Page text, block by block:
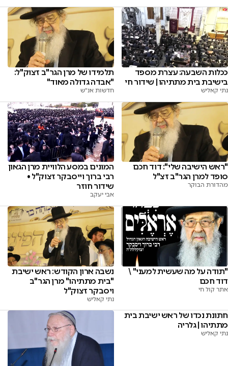
ככלות השבעה: עצרת מספד
בישיבת בית מתתיהו | שידור חי
נתי קאליש
תלמידו של מרן הגר"ב זצוק"ל:
"אבדה גדולה מאוד"
חדשות אנ"ש
"ראש הישיבה שלי": דוד חכם
סופד למרן הגר"ב זצ"ל
מהדורת הבוקר
המונים במסע הלוויית מרן הגאון
רבי ברוך וייסבקר זצוק"ל •
שידור חוזר
אבי יעקב
"תודה על מה שעשית למעני" \
דוד חכם
אתר קול חי
נשבה ארון הקודש: ראש ישיבת
"בית מתתיהו" מרן הגר"ב
ויסבקר זצוק"ל
נתי קאליש
חתונת נכדו של ראש ישיבת בית
מתתיהו | גלריה
נתי קאליש